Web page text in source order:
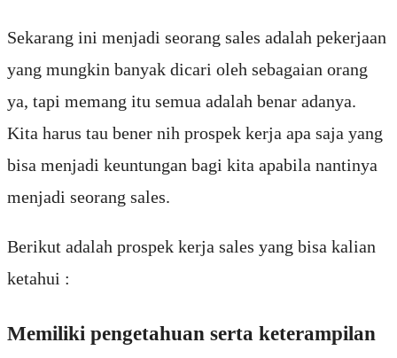
Sekarang ini menjadi seorang sales adalah pekerjaan
yang mungkin banyak dicari oleh sebagaian orang
ya, tapi memang itu semua adalah benar adanya.
Kita harus tau bener nih prospek kerja apa saja yang
bisa menjadi keuntungan bagi kita apabila nantinya
menjadi seorang sales.
Berikut adalah prospek kerja sales yang bisa kalian
ketahui :
Memiliki pengetahuan serta keterampilan